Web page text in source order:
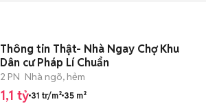
Thông tin Thật- Nhà Ngay Chợ Khu
Dân cư Pháp Lí Chuẩn
2 PN Nhà ngõ, hẻm
1,1 tỷ 31 tr/m² 35 m²